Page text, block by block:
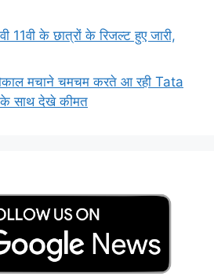
के छात्रों के रिजल्ट हुए जारी,
मचाने चमचम करते आ रही Tata
के साथ देखे कीमत